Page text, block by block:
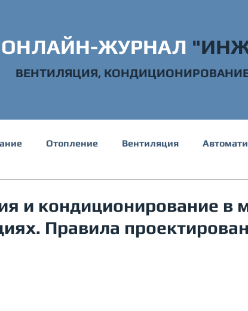
ОНЛАЙН-ЖУРНАЛ
ВЕНТИЛЯЦИЯ,
Отопление Вентиляция
и кондиционирование в
Правила